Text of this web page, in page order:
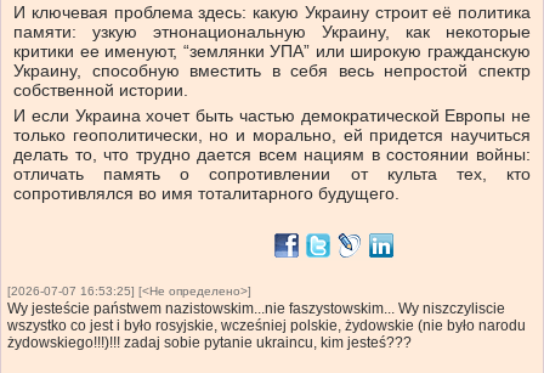
И ключевая проблема здесь: какую Украину строит её политика
памяти: узкую этнонациональную Украину, как некоторые
критики ее именуют, “землянки УПА” или широкую гражданскую
Украину, способную вместить в себя весь непростой спектр
собственной истории.
И если Украина хочет быть частью демократической Европы не
только геополитически, но и морально, ей придется научиться
делать то, что трудно дается всем нациям в состоянии войны:
отличать память о сопротивлении от культа тех, кто
сопротивлялся во имя тоталитарного будущего.
[2026-07-07 16:53:25] [<Не определено>]
Wy jesteście państwem nazistowskim...nie faszystowskim... Wy niszczyliscie
wszystko co jest i było rosyjskie, wcześniej polskie, żydowskie (nie było narodu
żydowskiego!!!)!!! zadaj sobie pytanie ukraincu, kim jesteś???